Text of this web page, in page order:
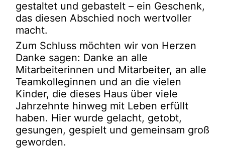
gestaltet und gebastelt – ein Geschenk,
das diesen Abschied noch wertvoller
macht.
Zum Schluss möchten wir von Herzen
Danke sagen: Danke an alle
Mitarbeiterinnen und Mitarbeiter, an alle
Teamkolleginnen und an die vielen
Kinder, die dieses Haus über viele
Jahrzehnte hinweg mit Leben erfüllt
haben. Hier wurde gelacht, getobt,
gesungen, gespielt und gemeinsam groß
geworden.